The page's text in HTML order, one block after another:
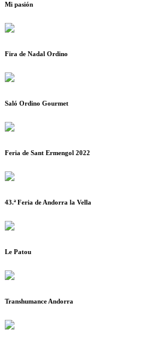
Mi pasión
Fira de Nadal Ordino
Saló Ordino Gourmet
Feria de Sant Ermengol 2022
43.ª Feria de Andorra la Vella
Le Patou
Transhumance Andorra